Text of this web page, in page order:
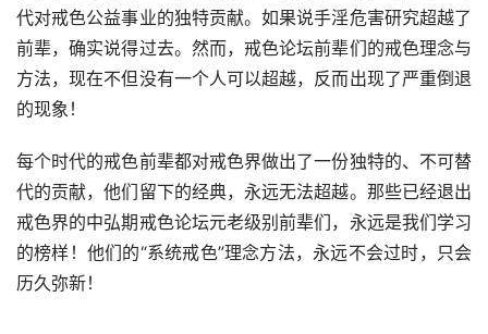
代对戒色公益事业的独特贡献。如果说手淫危害研究超越了
前辈，确实说得过去。然而，戒色论坛前辈们的戒色理念与
方法，现在不但没有一个人可以超越，反而出现了严重倒退
的现象！
每个时代的戒色前辈都对戒色界做出了一份独特的、不可替
代的贡献，他们留下的经典，永远无法超越。那些已经退出
戒色界的中弘期戒色论坛元老级别前辈们，永远是我们学习
的榜样！他们的“系统戒色”理念方法，永远不会过时，只会
历久弥新！